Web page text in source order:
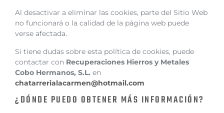
Al desactivar a eliminar las cookies, parte del Sitio Web
no funcionará o la calidad de la página web puede
verse afectada.
Si tiene dudas sobre esta política de cookies, puede
contactar con Recuperaciones Hierros y Metales
Cobo Hermanos, S.L. en
chatarrerialacarmen@hotmail.com
¿DÓNDE PUEDO OBTENER MÁS INFORMACIÓN?